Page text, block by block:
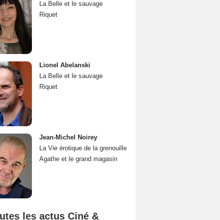
La Belle et le sauvage
Riquet
Lionel Abelanski
La Belle et le sauvage
Riquet
Jean-Michel Noirey
La Vie érotique de la grenouille
Agathe et le grand magasin
les actus Ciné &